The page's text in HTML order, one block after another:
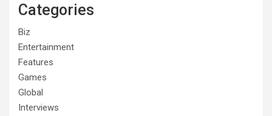
Categories
Biz
Entertainment
Features
Games
Global
Interviews